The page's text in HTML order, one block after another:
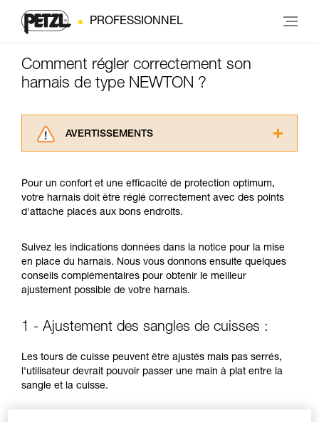
PROFESSIONNEL
Comment régler correctement son
harnais de type NEWTON ?
AVERTISSEMENTS
consulter. Vous devez avoir compris les
informations de la notice technique pour
pouvoir comprendre ce complément
Maîtriser ces techniques nécessite une
formation et un entraînement spécifique. Validez
avec un professionnel votre capacité à refaire
la manipulation, seul, en toute sécurité, avant
liées à votre activité. Il peut en exister d’autres
Pour un confort et une efficacité de protection optimum,
votre harnais doit être réglé correctement avec des points
d'attache placés aux bons endroits.
Suivez les indications données dans la notice pour la mise
en place du harnais. Nous vous donnons ensuite quelques
conseils complémentaires pour obtenir le meilleur
ajustement possible de votre harnais.
1 - Ajustement des sangles de cuisses :
Les tours de cuisse peuvent être ajustés mais pas serrés,
l'utilisateur devrait pouvoir passer une main à plat entre la
sangle et la cuisse.